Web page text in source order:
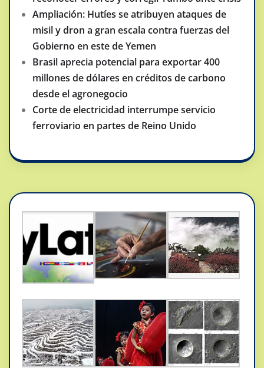
Ampliación: Hutíes se atribuyen ataques de
misil y dron a gran escala contra fuerzas del
Gobierno en este de Yemen
Brasil aprecia potencial para exportar 400
millones de dólares en créditos de carbono
desde el agronegocio
Corte de electricidad interrumpe servicio
ferroviario en partes de Reino Unido